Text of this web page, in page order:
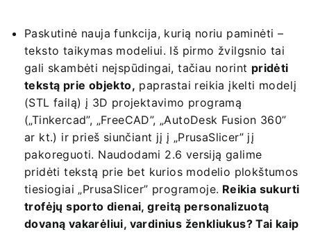
Paskutinė nauja funkcija, kurią noriu paminėti –
teksto taikymas modeliui. Iš pirmo žvilgsnio tai
gali skambėti neįspūdingai, tačiau norint pridėti
tekstą prie objekto, paprastai reikia įkelti modelį
(STL failą) į 3D projektavimo programą
(„Tinkercad”, „FreeCAD”, „AutoDesk Fusion 360”
ar kt.) ir prieš siunčiant jį į „PrusaSlicer” jį
pakoreguoti. Naudodami 2.6 versiją galime
pridėti tekstą prie bet kurios modelio plokštumos
tiesiogiai „PrusaSlicer” programoje. Reikia sukurti
trofėjų sporto dienai, greitą personalizuotą
dovaną vakarėliui, vardinius ženkliukus? Tai kaip